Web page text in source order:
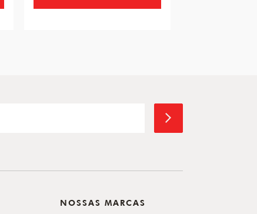
NOSSAS MARCAS